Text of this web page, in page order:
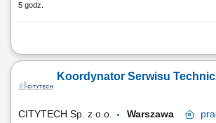
5 godz.
Twój zakres obowiązków: Przyjmowanie,
Koordynowanie realizacji bieżących działań
monitorowanie ich przebiegu. Koordynacja realizacji
Koordynator Serwisu
CITYTECH Sp. z o.o. Warszawa